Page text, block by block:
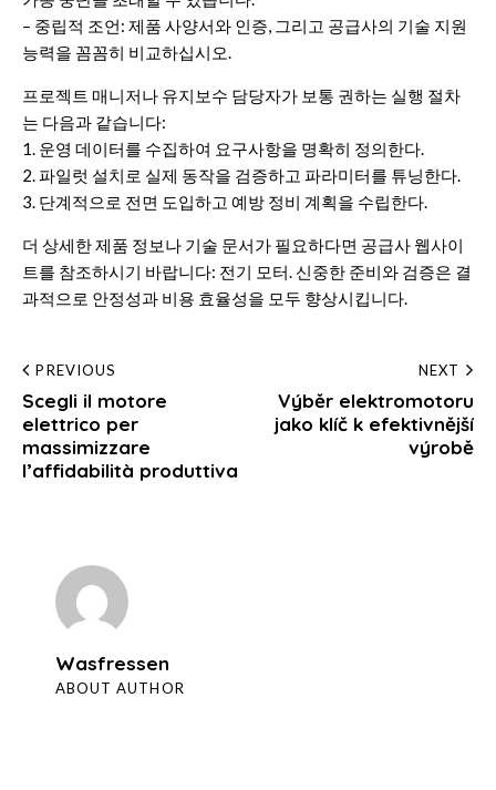
– 중립적 조언: 제품 사양서와 인증, 그리고 공급사의 기술 지원
능력을 꼼꼼히 비교하십시오.
프로젝트 매니저나 유지보수 담당자가 보통 권하는 실행 절차
는 다음과 같습니다:
1. 운영 데이터를 수집하여 요구사항을 명확히 정의한다.
2. 파일럿 설치로 실제 동작을 검증하고 파라미터를 튜닝한다.
3. 단계적으로 전면 도입하고 예방 정비 계획을 수립한다.
더 상세한 제품 정보나 기술 문서가 필요하다면 공급사 웹사이
트를 참조하시기 바랍니다: 전기 모터. 신중한 준비와 검증은 결
과적으로 안정성과 비용 효율성을 모두 향상시킵니다.
Post
navigation
PREVIOUS
Scegli il motore
elettrico per
massimizzare
l’affidabilità produttiva
NEXT
Výběr elektromotoru
jako klíč k efektivnější
výrobě
Wasfressen
ABOUT AUTHOR